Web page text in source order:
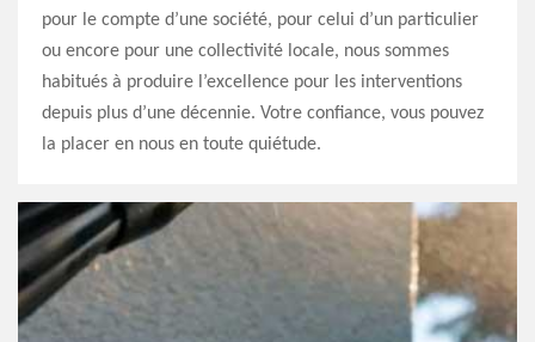
pour le compte d’une société, pour celui d’un particulier
ou encore pour une collectivité locale, nous sommes
habitués à produire l’excellence pour les interventions
depuis plus d’une décennie. Votre confiance, vous pouvez
la placer en nous en toute quiétude.